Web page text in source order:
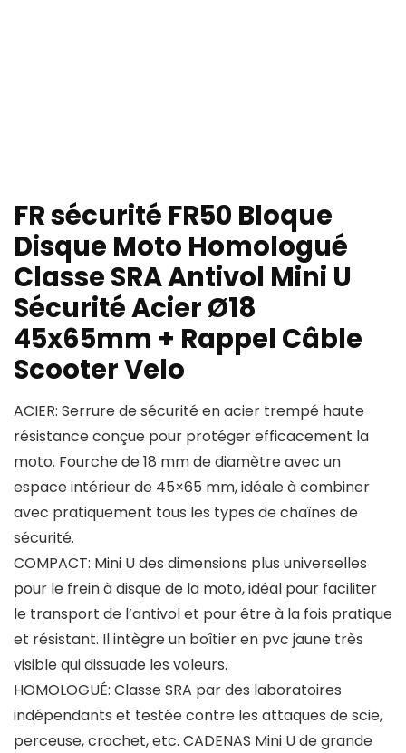
FR sécurité FR50 Bloque
Disque Moto Homologué
Classe SRA Antivol Mini U
Sécurité Acier Ø18
45x65mm + Rappel Câble
Scooter Velo
ACIER: Serrure de sécurité en acier trempé haute
résistance conçue pour protéger efficacement la
moto. Fourche de 18 mm de diamètre avec un
espace intérieur de 45×65 mm, idéale à combiner
avec pratiquement tous les types de chaînes de
sécurité.
COMPACT: Mini U des dimensions plus universelles
pour le frein à disque de la moto, idéal pour faciliter
le transport de l’antivol et pour être à la fois pratique
et résistant. Il intègre un boîtier en pvc jaune très
visible qui dissuade les voleurs.
HOMOLOGUÉ: Classe SRA par des laboratoires
indépendants et testée contre les attaques de scie,
perceuse, crochet, etc. CADENAS Mini U de grande